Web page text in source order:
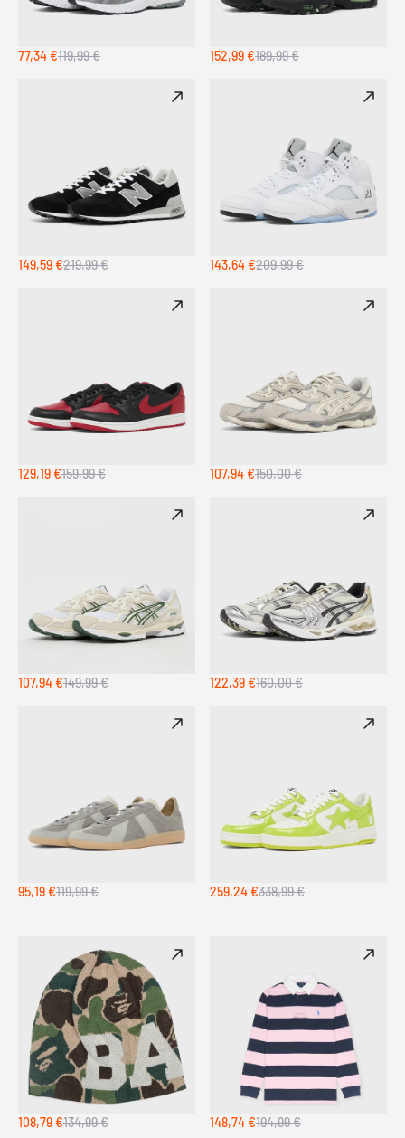
77,34 €119,99 € 152,99 €189,99 €
149,59 €219,99 € 143,64 €209,99 €
129,19 €159,99 € 107,94 €150,00 €
107,94 €149,99 € 122,39 €160,00 €
95,19 €119,99 € 259,24 €338,99 €
108,79 €134,99 € 148,74 €194,99 €